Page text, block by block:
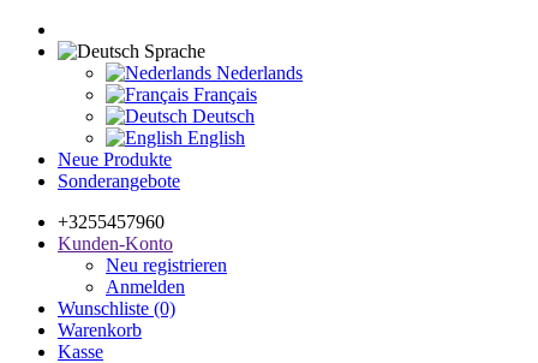
Sprache
Nederlands
Français
Deutsch
English
Neue Produkte
Sonderangebote
+3255457960
Kunden-Konto
Neu registrieren
Anmelden
Wunschliste (0)
Warenkorb
Kasse